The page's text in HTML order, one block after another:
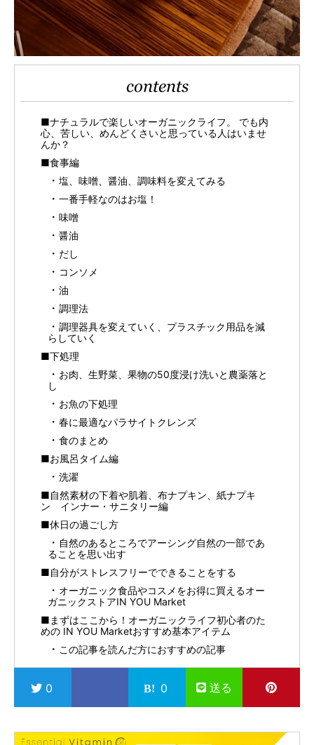
contents
■ナチュラルで楽しいオーガニックライフ。 でも内
心、苦しい、めんどくさいと思っている人はいませ
んか？
■食事編
塩、味噌、醤油、調味料を変えてみる
一番手軽なのはお塩！
味噌
醤油
だし
コンソメ
油
調理法
調理器具を変えていく、プラスチック用品を減
らしていく
■下処理
お肉、生野菜、果物の50度浸け洗いと農薬落と
し
お魚の下処理
春に最適なパラサイトクレンズ
食のまとめ
■お風呂タイム編
洗濯
■自然素材の下着や肌着、布ナプキン、紙ナプキ
ン インナー・サニタリー編
■休日の過ごし方
自然のあるところでアーシング自然の一部であ
ることを思い出す
■自分がストレスフリーでできることをする
オーガニック食品やコスメをお得に買えるオー
ガニックストアIN YOU Market
■まずはここから！オーガニックライフ初心者のた
めの IN YOU Marketおすすめ基本アイテム
この記事を読んだ方におすすめの記事
0 0 送る